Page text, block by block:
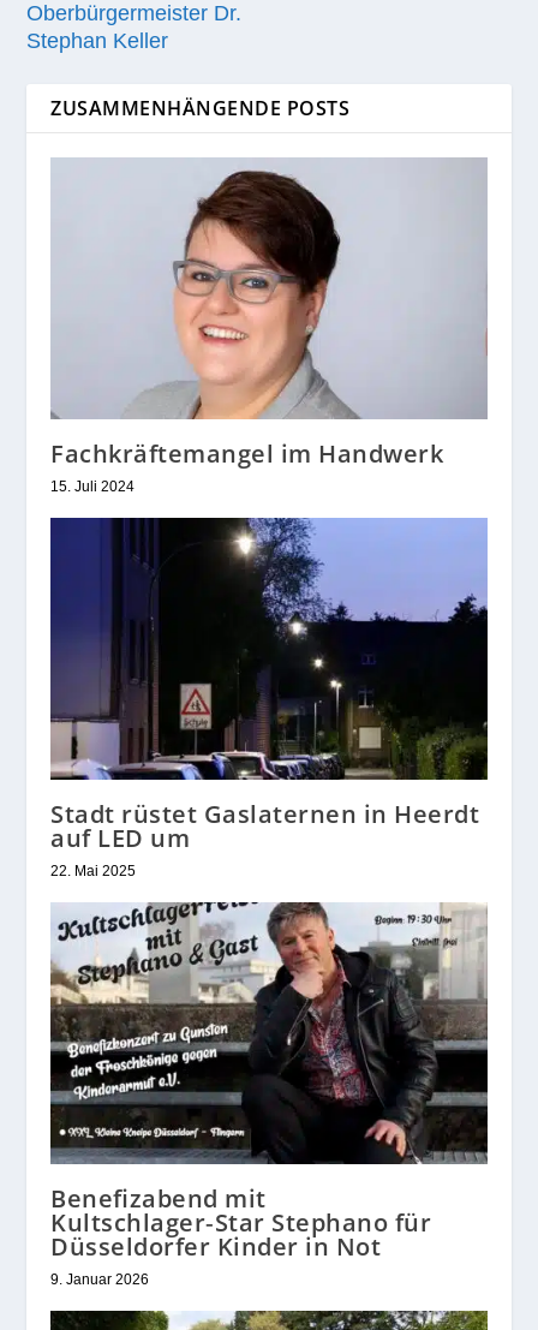
Oberbürgermeister Dr.
Stephan Keller
ZUSAMMENHÄNGENDE POSTS
Fachkräftemangel im Handwerk
15. Juli 2024
Stadt rüstet Gaslaternen in Heerdt
auf LED um
22. Mai 2025
Benefizabend mit
Kultschlager‑Star Stephano für
Düsseldorfer Kinder in Not
9. Januar 2026